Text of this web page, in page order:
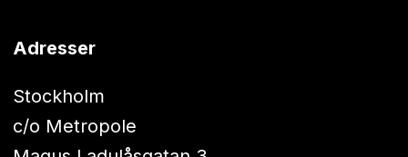
Adresser
Stockholm
c/o Metropole